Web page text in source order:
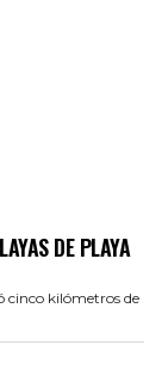
DE PLAYA
cinco kilómetros de